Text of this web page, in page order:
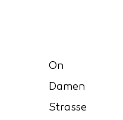
On
Damen
Strasse